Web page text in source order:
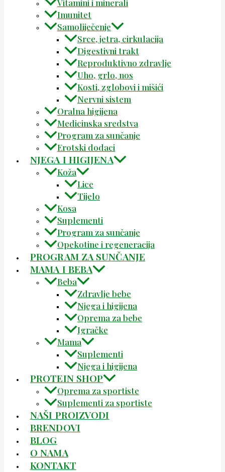
Vitamini i minerali
Imunitet
Samoliječenje
Srce, jetra, cirkulacija
Digestivni trakt
Reproduktivno zdravlje
Uho, grlo, nos
Kosti, zglobovi i mišići
Nervni sistem
Oralna higijena
Medicinska sredstva
Program za sunčanje
Erotski dodaci
NJEGA I HIGIJENA
Koža
Lice
Tijelo
Kosa
Suplementi
Program za sunčanje
Opekotine i regeneracija
PROGRAM ZA SUNČANJE
MAMA I BEBA
Beba
Zdravlje bebe
Njega i higijena
Oprema za bebe
Igračke
Mama
Suplementi
Njega i higijena
PROTEIN SHOP
Oprema za sportiste
Suplementi za sportiste
NAŠI PROIZVODI
BRENDOVI
BLOG
O NAMA
KONTAKT